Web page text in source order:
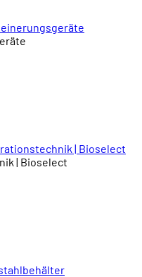
| Bioselect
| Bioselect